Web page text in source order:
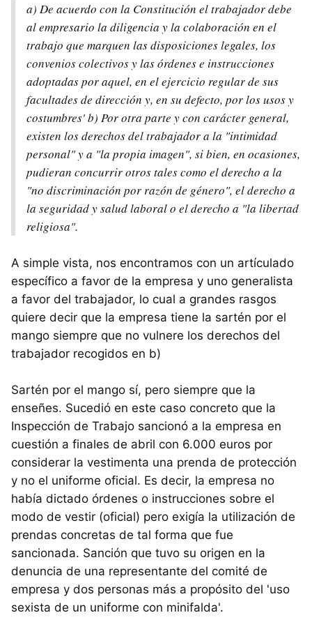
a) De acuerdo con la Constitución el trabajador debe
al empresario la diligencia y la colaboración en el
trabajo que marquen las disposiciones legales, los
convenios colectivos y las órdenes e instrucciones
adoptadas por aquel, en el ejercicio regular de sus
facultades de dirección y, en su defecto, por los usos y
costumbres' b) Por otra parte y con carácter general,
existen los derechos del trabajador a la "intimidad
personal" y a "la propia imagen", si bien, en ocasiones,
pudieran concurrir otros tales como el derecho a la
"no discriminación por razón de género", el derecho a
la seguridad y salud laboral o el derecho a "la libertad
religiosa".
A simple vista, nos encontramos con un artículado
específico a favor de la empresa y uno generalista
a favor del trabajador, lo cual a grandes rasgos
quiere decir que la empresa tiene la sartén por el
mango siempre que no vulnere los derechos del
trabajador recogidos en b)
Sartén por el mango sí, pero siempre que la
enseñes. Sucedió en este caso concreto que la
Inspección de Trabajo sancionó a la empresa en
cuestión a finales de abril con 6.000 euros por
considerar la vestimenta una prenda de protección
y no el uniforme oficial. Es decir, la empresa no
había dictado órdenes o instrucciones sobre el
modo de vestir (oficial) pero exigía la utilización de
prendas concretas de tal forma que fue
sancionada. Sanción que tuvo su origen en la
denuncia de una representante del comité de
empresa y dos personas más a propósito del 'uso
sexista de un uniforme con minifalda'.